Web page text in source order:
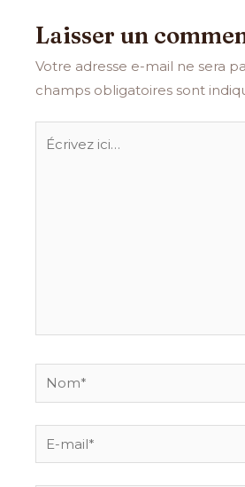
Laisser un
Votre adresse e-mail ne sera
champs obligatoires sont
Écrivez
Nom*
E-
mail*